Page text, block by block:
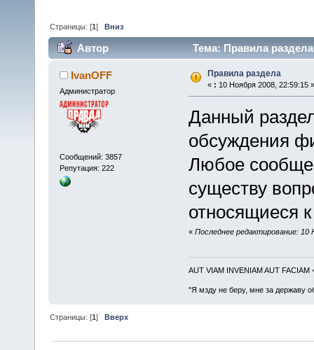
Страницы: [1]Вниз
Автор Тема: Правила
IvanOFF
Администратор
Сообщений: 3857
Репутация: 222
Правила раздела
« : 10 Ноября 2008, 22:59:15 »
Данный
обсуждения
Любое
существу
относящиеся
« Последнее редактирование: 10
AUT VIAM INVENIAM AUT FACIAM
"Я мзду не беру, мне за державу
Страницы: [1]Вверх